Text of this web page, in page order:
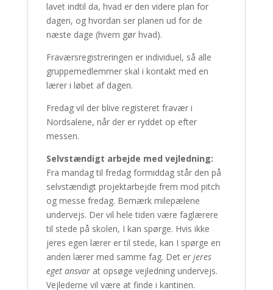
lavet indtil da, hvad er den videre plan for
dagen, og hvordan ser planen ud for de
næste dage (hvem gør hvad).
Fraværsregistreringen er individuel, så alle
gruppemedlemmer skal i kontakt med en
lærer i løbet af dagen.
Fredag vil der blive registeret fravær i
Nordsalene, når der er ryddet op efter
messen.
Selvstændigt arbejde med vejledning:
Fra mandag til fredag formiddag står den på
selvstændigt projektarbejde frem mod pitch
og messe fredag. Bemærk milepælene
undervejs. Der vil hele tiden være faglærere
til stede på skolen, I kan spørge. Hvis ikke
jeres egen lærer er til stede, kan I spørge en
anden lærer med samme fag. Det er jeres
eget ansvarat opsøge vejledning undervejs.
Vejlederne vil være at finde i kantinen.